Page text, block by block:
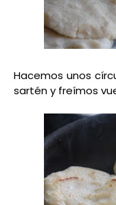
Hacemos unos
sartén y freímos